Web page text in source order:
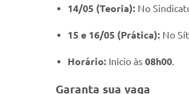
14/05 (Teoria): No
15 e 16/05 (Prática): No
Horário: Início às 08h00.
Garanta sua vaga